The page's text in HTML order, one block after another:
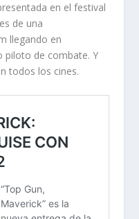
en el festival
de una
llegando en
piloto de combate. Y
todos los cines.